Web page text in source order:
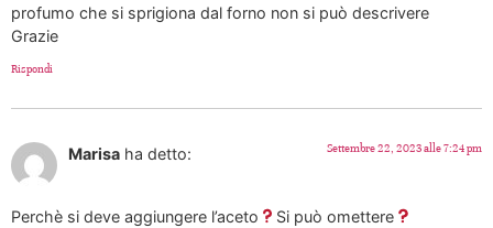
profumo che si sprigiona dal forno non si può descrivere
Grazie
Rispondi
Marisa ha detto: Settembre 22, 2023 alle 7:24 pm
Perchè si deve aggiungere l’aceto
Si può omettere